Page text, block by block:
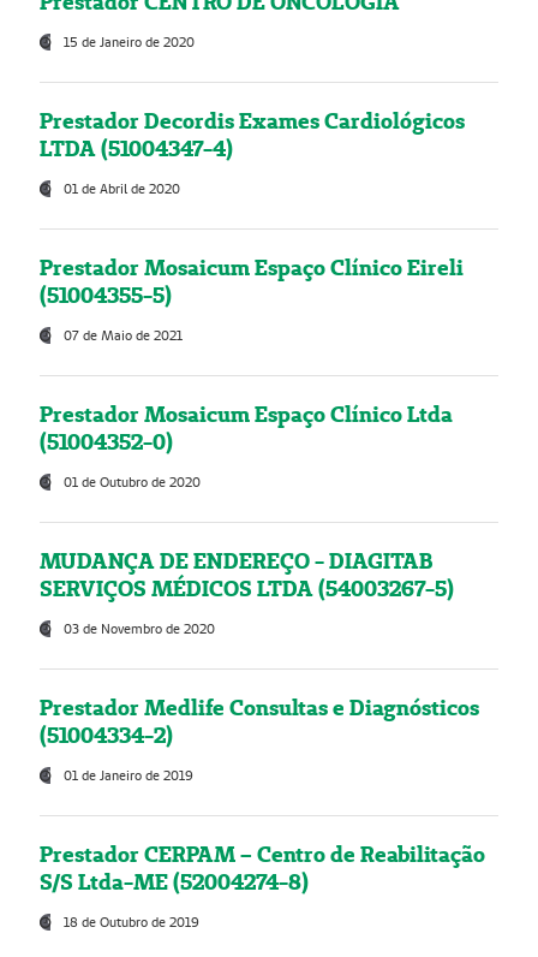
15 de Janeiro de 2020
Prestador Decordis Exames Cardiológicos
LTDA (51004347-4)
01 de Abril de 2020
Prestador Mosaicum Espaço Clínico Eireli
(51004355-5)
07 de Maio de 2021
Prestador Mosaicum Espaço Clínico Ltda
(51004352-0)
01 de Outubro de 2020
MUDANÇA DE ENDEREÇO - DIAGITAB
SERVIÇOS MÉDICOS LTDA (54003267-5)
03 de Novembro de 2020
Prestador Medlife Consultas e Diagnósticos
(51004334-2)
01 de Janeiro de 2019
Prestador CERPAM – Centro de Reabilitação
S/S Ltda-ME (52004274-8)
18 de Outubro de 2019